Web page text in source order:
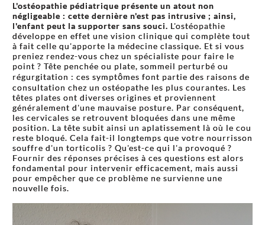
L'ostéopathie pédiatrique présente un atout non
négligeable : cette dernière n'est pas intrusive ; ainsi,
l'enfant peut la supporter sans souci. L'ostéopathie
développe en effet une vision clinique qui complète tout
à fait celle qu'apporte la médecine classique. Et si vous
preniez rendez-vous chez un spécialiste pour faire le
point ? Tête penchée ou plate, sommeil perturbé ou
régurgitation : ces symptômes font partie des raisons de
consultation chez un ostéopathe les plus courantes. Les
têtes plates ont diverses origines et proviennent
généralement d'une mauvaise posture. Par conséquent,
les cervicales se retrouvent bloquées dans une même
position. La tête subit ainsi un aplatissement là où le cou
reste bloqué. Cela fait-il longtemps que votre nourrisson
souffre d'un torticolis ? Qu'est-ce qui l'a provoqué ?
Fournir des réponses précises à ces questions est alors
fondamental pour intervenir efficacement, mais aussi
pour empêcher que ce problème ne survienne une
nouvelle fois.